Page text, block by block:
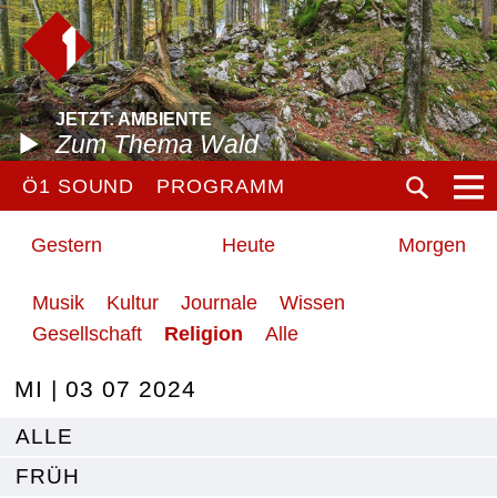
JETZT: AMBIENTE
Zum Thema Wald
Ö1 SOUND PROGRAMM
Gestern Heute Morgen
Musik Kultur Journale
Wissen
Gesellschaft
Religion Alle
MI | 03 07 2024
ALLE
FRÜH